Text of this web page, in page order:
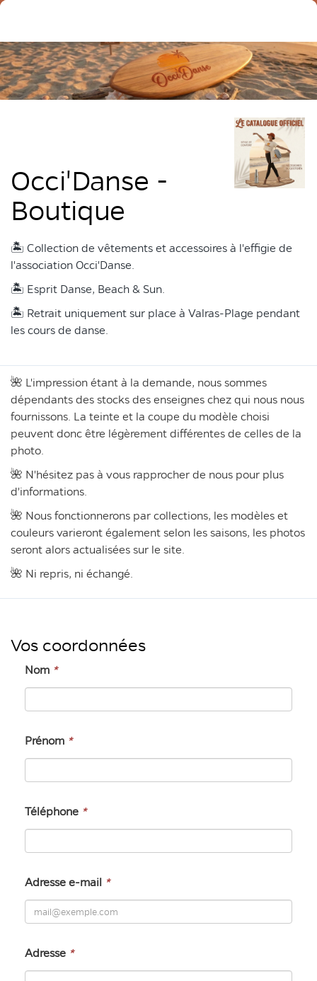
Occi'Danse -
Boutique
🏝️ Collection de vêtements et accessoires à l'effigie de
l'association Occi'Danse.
🏝️ Esprit Danse, Beach & Sun.
🏝️ Retrait uniquement sur place à Valras-Plage pendant
les cours de danse.
🌺 L'impression étant à la demande, nous sommes
dépendants des stocks des enseignes chez qui nous nous
fournissons. La teinte et la coupe du modèle choisi
peuvent donc être légèrement différentes de celles de la
photo.
🌺 N'hésitez pas à vous rapprocher de nous pour plus
d'informations.
🌺 Nous fonctionnerons par collections, les modèles et
couleurs varieront également selon les saisons, les photos
seront alors actualisées sur le site.
🌺 Ni repris, ni échangé.
Vos coordonnées
Nom *
Prénom *
Téléphone *
Adresse e-mail *
Adresse *